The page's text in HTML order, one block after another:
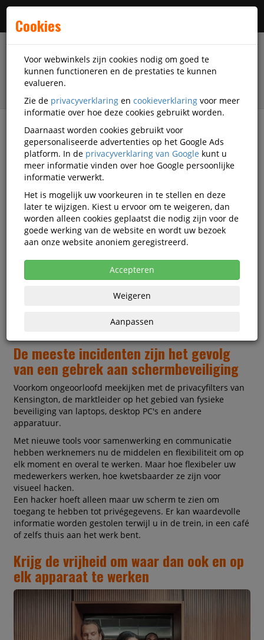
Alle categorieën
Kensington Privacyfilters
Houd uw data privé, overal!
De meeste incidenten zijn het gevolg
van een gebrek aan schermbeveiliging
Voorkom ongeoorloofd meekijken met de privacyfilters van
Kensington, de marktleider op het gebied van fysieke
beveiliging van laptops, desktop PC's en andere
apparatuur.
Met nieuwe tools voor samenwerking en communicatie
hebben werknemers nu de middelen en flexibiliteit om op
elk moment en overal te werken. Maar hoe flexibeler uw
medewerkers werken, hoe kwetsbaarder ze zijn voor
visueel hacken.
Een hacker hoeft alleen maar uw scherm te zien om
toegang te hebben tot privégegevens. Er kan waardevolle
informatie worden gestolen terwijl u in de trein, in een café
of zelfs thuis aan het werk bent.
Krijg de vrijheid om waar dan ook en op
elk apparaat te werken
Cookies
Voor webwinkels zijn cookies nodig om goed te
kunnen functioneren en de prestaties te kunnen
evalueren.
Zie de privacyverklaring en cookieverklaring voor meer
informatie over hoe deze cookies gebruikt worden.
Daarnaast worden cookies gebruikt voor
gepersonaliseerde advertenties op het Google Ads
platform. In de privacyverklaring van Google kunt u
meer informatie vinden over hoe Google persoonlijke
informatie verwerkt.
Het is mogelijk uw voorkeuren in te stellen en deze
later te wijzigen. Kiest u ervoor om te weigeren, dan
worden alleen cookies geplaatst die nodig zijn voor de
goede werking van de website en wordt uw bezoek
aan onze website anoniem geregistreerd.
Accepteren
Weigeren
Aanpassen